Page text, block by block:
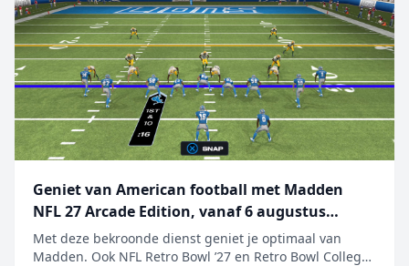
Geniet van American football met Madden
NFL 27 Arcade Edition, vanaf 6 augustus
beschikbaar op Apple Arcade
Met deze bekroonde dienst geniet je optimaal van
Madden. Ook NFL Retro Bowl ’27 en Retro Bowl College+